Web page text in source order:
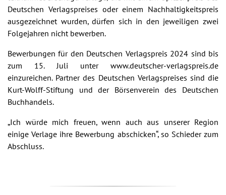
Deutschen Verlagspreises oder einem Nachhaltigkeitspreis
ausgezeichnet wurden, dürfen sich in den jeweiligen zwei
Folgejahren nicht bewerben.
Bewerbungen für den Deutschen Verlagspreis 2024 sind bis
zum 15. Juli unter www.deutscher-verlagspreis.de
einzureichen. Partner des Deutschen Verlagspreises sind die
Kurt-Wolff-Stiftung und der Börsenverein des Deutschen
Buchhandels.
„Ich würde mich freuen, wenn auch aus unserer Region
einige Verlage ihre Bewerbung abschicken“, so Schieder zum
Abschluss.